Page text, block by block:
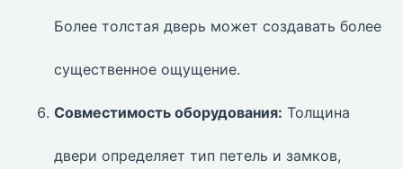
Более толстая дверь может создавать более
существенное ощущение.
Совместимость оборудования: Толщина
двери определяет тип петель и замков,